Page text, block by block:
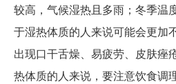
较高，气候湿热且多雨；冬季温
于湿热体质的人来说可能会更加
出现口干舌燥、易疲劳、皮肤痤
热体质的人来说，要注意饮食调